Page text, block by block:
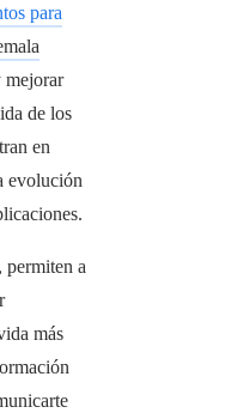
para
mejorar
de los
en
evolución
permiten a
más